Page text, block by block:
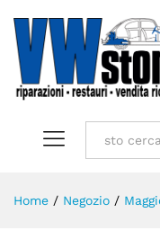
Home / Negozio /